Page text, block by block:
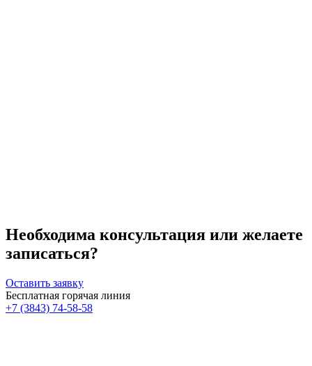
Необходима консультация или желаете
записаться?
Оставить заявку
Бесплатная горячая линия
+7 (3843) 74-58-58